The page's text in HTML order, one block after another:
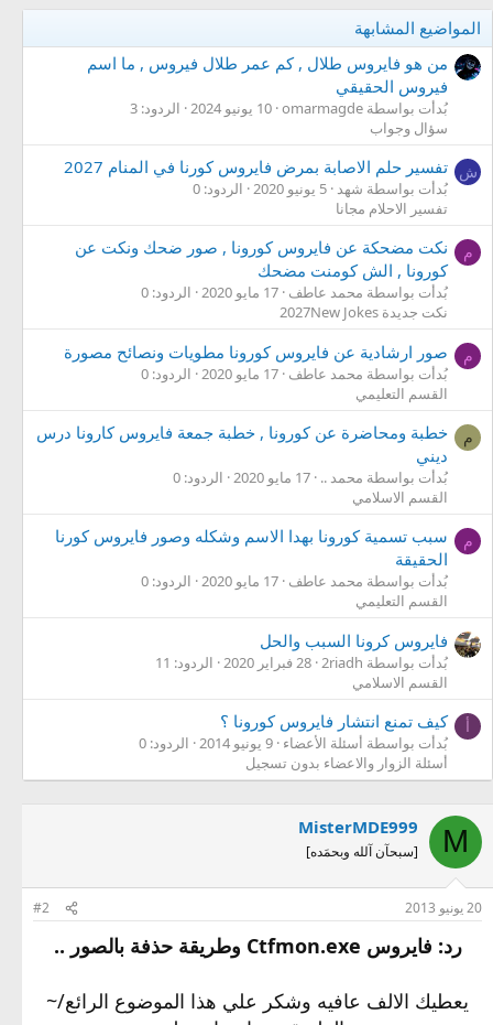
المواضيع المشابهة
من هو فايروس طلال , كم عمر طلال فيروس , ما اسم
فيروس الحقيقي
بُدأت بواسطة omarmagde 10 يونيو 2024
الردود: 3
سؤال وجواب
ش تفسير حلم الاصابة بمرض فايروس كورنا في المنام 2027
بُدأت بواسطة شهد 5 يونيو 2020
الردود: 0
تفسير الاحلام مجانا
م
نكت مضحكة عن فايروس كورونا , صور ضحك ونكت عن
كورونا , الش كومنت مضحك
بُدأت بواسطة محمد عاطف 17 مايو 2020
الردود: 0
نكت جديدة 2027New Jokes
م صور ارشادية عن فايروس كورونا مطويات ونصائح مصورة
بُدأت بواسطة محمد عاطف 17 مايو 2020
الردود: 0
القسم التعليمي
م
خطبة ومحاضرة عن كورونا , خطبة جمعة فايروس كارونا درس
ديني
بُدأت بواسطة محمد .. 17 مايو 2020
الردود: 0
القسم الاسلامي
م
سبب تسمية كورونا بهدا الاسم وشكله وصور فايروس كورنا
الحقيقة
بُدأت بواسطة محمد عاطف 17 مايو 2020
الردود: 0
القسم التعليمي
فايروس كرونا السبب والحل
بُدأت بواسطة 2riadh 28 فبراير 2020
الردود: 11
القسم الاسلامي
كيف تمنع انتشار فايروس كورونا ؟
بُدأت بواسطة أسئلة الأعضاء 9 يونيو 2014
الردود: 0
أسئلة الزوار والاعضاء بدون تسجيل
M
MisterMDE999
[سبحآن آلله وبحمَده]
20 يونيو 2013 #2
رد: فايروس Ctfmon.exe وطريقة حذفة بالصور ..
يعطيك الالف عافيه وشكر علي هذا الموضوع الرائع/~